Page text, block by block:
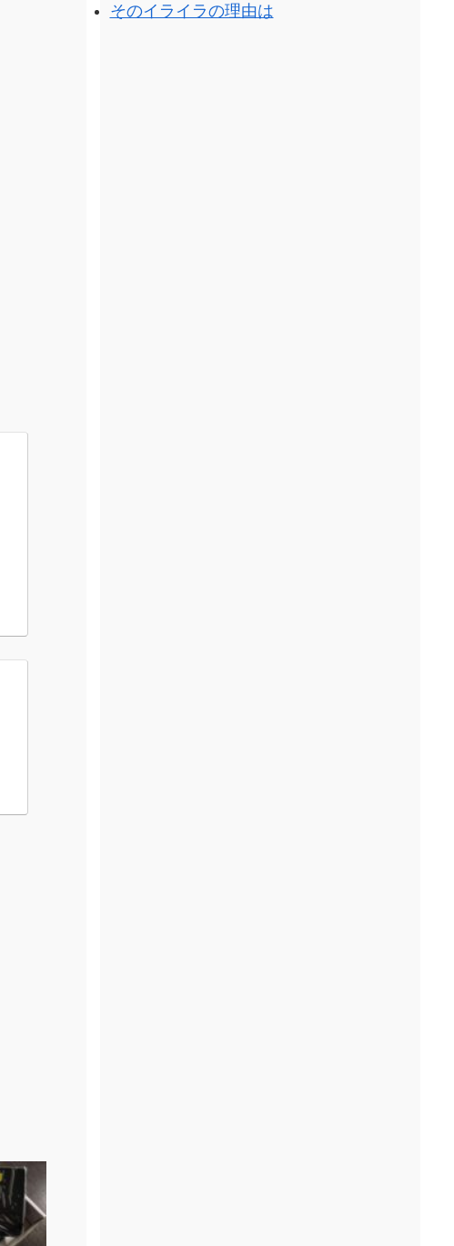
そのイライラの理由は